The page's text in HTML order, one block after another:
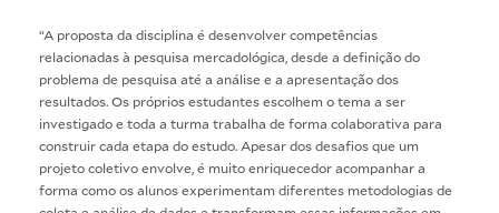
“A proposta da disciplina é desenvolver competências
relacionadas à pesquisa mercadológica, desde a definição do
problema de pesquisa até a análise e a apresentação dos
resultados. Os próprios estudantes escolhem o tema a ser
investigado e toda a turma trabalha de forma colaborativa para
construir cada etapa do estudo. Apesar dos desafios que um
projeto coletivo envolve, é muito enriquecedor acompanhar a
forma como os alunos experimentam diferentes metodologias de